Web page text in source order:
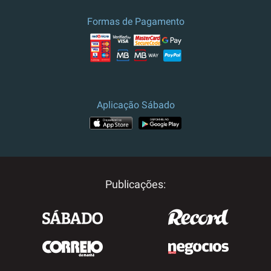
Preço e campanha válidos para
Portugal. Para outros destinos, por
favor contacte-nos.
Formas de Pagamento
Aplicação Sábado
Publicações: